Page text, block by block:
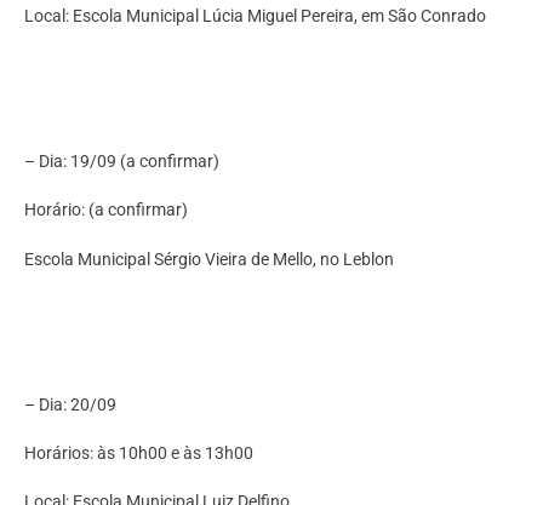
Local: Escola Municipal Lúcia Miguel Pereira, em São Conrado
– Dia: 19/09 (a confirmar)
Horário: (a confirmar)
Escola Municipal Sérgio Vieira de Mello, no Leblon
– Dia: 20/09
Horários: às 10h00 e às 13h00